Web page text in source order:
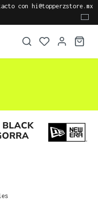
con hi@topperzstore.mx
BLACK